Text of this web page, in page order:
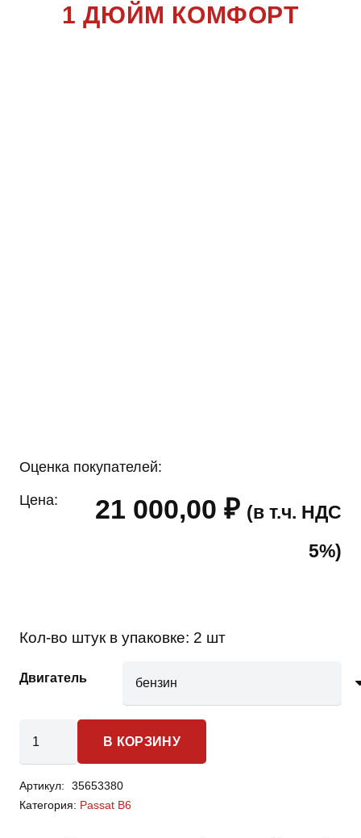
1 ДЮЙМ КОМФОРТ
Оценка покупателей:
Цена: 21 000,00 ₽ (в т.ч. НДС
5%)
Кол-во штук в упаковке: 2 шт
Двигатель
товара
Passat
B6
В КОРЗИНУ
Артикул:
35653380
Категория: Passat B6